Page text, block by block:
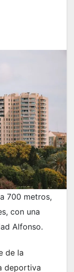
700 metros,
con una
Alfonso.
de la
deportiva